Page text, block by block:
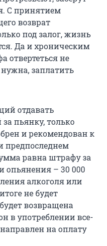
С принятием
возврат
под залог, жизнь
Да и хроническим
отвертеться не
заплатить
отдавать
пьянку, только
и рекомендован к
предпоследнем
равна штрафу за
опьянения – 30 000
алкоголя или
не будет
возвращена
в употреблении все-
на оплату